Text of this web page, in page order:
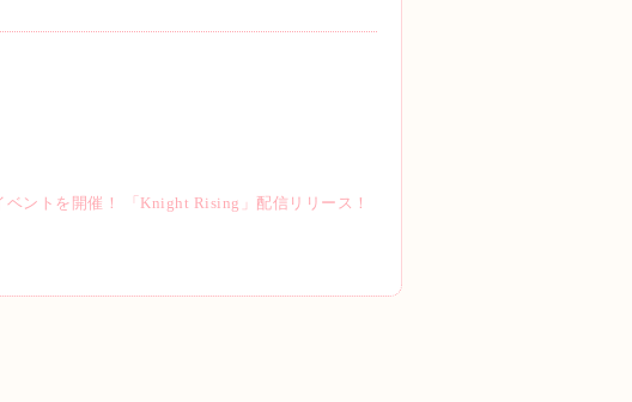
ントを開催！ 「Knight Rising」配信リリース！